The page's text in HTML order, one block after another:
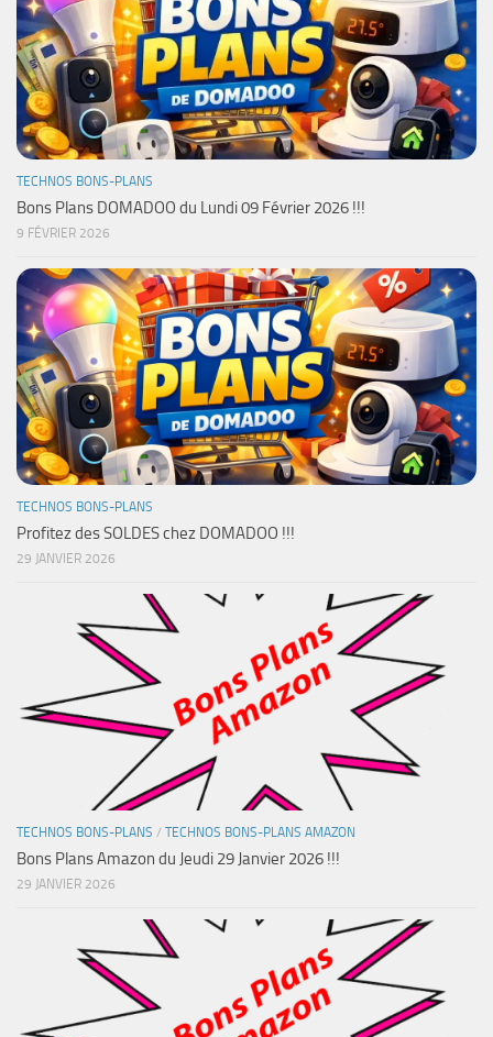
TECHNOS BONS-PLANS
Bons Plans DOMADOO du Lundi 09 Février 2026 !!!
9 FÉVRIER 2026
TECHNOS BONS-PLANS
Profitez des SOLDES chez DOMADOO !!!
29 JANVIER 2026
TECHNOS BONS-PLANS / TECHNOS BONS-PLANS AMAZON
Bons Plans Amazon du Jeudi 29 Janvier 2026 !!!
29 JANVIER 2026